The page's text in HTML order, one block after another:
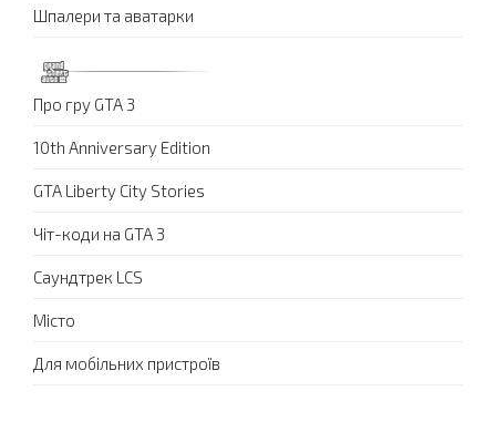
Шпалери та аватарки
Про гру GTA 3
10th Anniversary Edition
GTA Liberty City Stories
Чіт-коди на GTA 3
Саундтрек LCS
Місто
Для мобільних пристроїв